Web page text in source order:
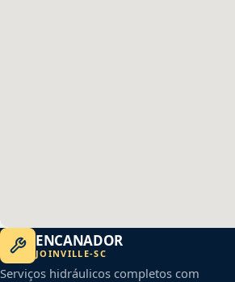
ENCANADOR
JOINVILLE-SC
Serviços hidráulicos completos com